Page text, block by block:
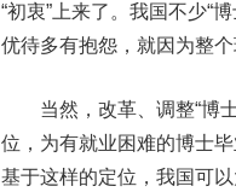
“初衷”上来了。我国不少“
优待多有抱怨，就因为整个
当然，改革、调整“博士
位，为有就业困难的博士
基于这样的定位，我国可